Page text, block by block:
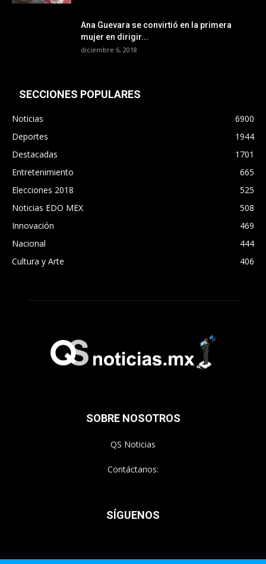
Ana Guevara se convirtió en la primera
mujer en dirigir...
diciembre 6, 2018
SECCIONES POPULARES
Noticias
6900
Deportes
1944
Destacadas
1701
Entretenimiento
665
Elecciones 2018
525
Noticias EDO MEX
508
Innovación
469
Nacional
444
Cultura y Arte
406
SOBRE NOSOTROS
QS Noticias
Contáctanos:
SÍGUENOS